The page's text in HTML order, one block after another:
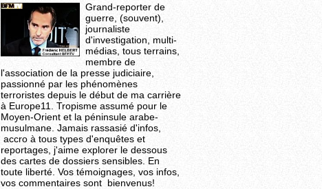
Grand-reporter de
guerre, (souvent),
journaliste
d'investigation, multi-
médias, tous terrains,
membre de
l'association de la presse judiciaire,
passionné par les phénomènes
terroristes depuis le début de ma carrière
à Europe11. Tropisme assumé pour le
Moyen-Orient et la péninsule arabe-
musulmane. Jamais rassasié d'infos,
accro à tous types d'enquêtes et
reportages, j'aime explorer le dessous
des cartes de dossiers sensibles. En
toute liberté. Vos témoignages, vos infos,
vos commentaires sont bienvenus!